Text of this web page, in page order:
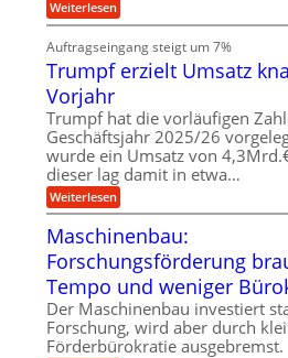
e
b
a
u
l
a
f
e
n
e
n
r
u
n
g
e
n
B
S
C
L
e
i
t
e
Weiterlesen:
W
r
t
g
s
f
r
e
i
e
H
b
r
d
-
K
Auftragseingang steigt um 7%
Trumpf erzielt Umsatz
Vorjahr
Trumpf hat die vorläufigen
Geschäftsjahr 2025/26
wurde ein Umsatz von
dieser lag damit in etwa…
Weiterlesen:
T
u
m
p
f
e
r
z
i
Maschinenbau:
Forschungsförderung
Tempo und weniger
Der Maschinenbau investiert
Forschung, wird aber durch
Förderbürokratie ausgebremst.